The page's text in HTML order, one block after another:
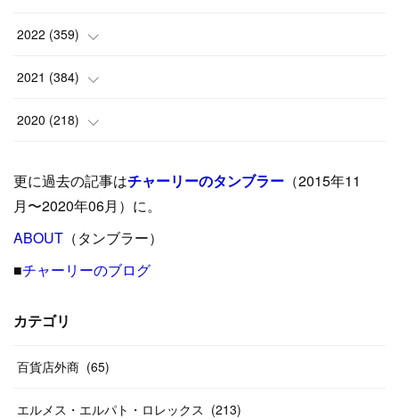
(6)
(9 )
( 5 )
( 15
(24)
(8 )
(17
(12)
(10)
(18)
(17)
)
(12)
19)
(13
(14)
(25)
(17)
(35)
(33 )
(26)
27)
(29
(24)
(26
2022 (359)
(42)
(37)
(31)
(31)
31
(26
(20)
(14
2021 (384)
(9)
(39)
( 23)
40
(55
(38)
(20
2020 (218)
(24)
( 42)
(33
(46)
(20
更に過去の記事はチャーリーのタンブラー （2015年11
月〜2020年06月）に。
ABOUT （タンブラー）
■チャーリーのブログ
カテゴリ
百貨店外商 (65)
エルメス・エルパト・ロレックス (213)